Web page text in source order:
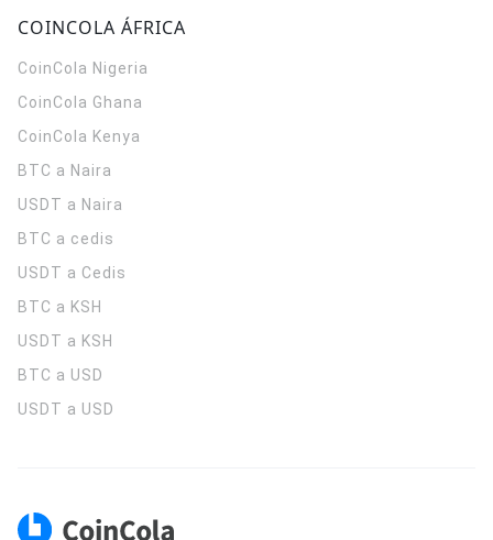
COINCOLA ÁFRICA
CoinCola Nigeria
CoinCola Ghana
CoinCola Kenya
BTC a Naira
USDT a Naira
BTC a cedis
USDT a Cedis
BTC a KSH
USDT a KSH
BTC a USD
USDT a USD